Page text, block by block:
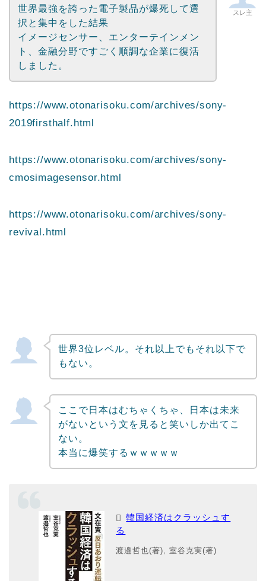
スレ主
世界最強を誇った電子製品が爆死して選
択と集中をした結果
イメージセンサー、エンターテインメン
ト、金融分野ですごく順調な企業に復活
しました。
https://www.otonarisoku.com/archives/sony-
2019firsthalf.html
https://www.otonarisoku.com/archives/sony-
cmosimagesensor.html
https://www.otonarisoku.com/archives/sony-
revival.html
世界3位レベル。それ以上でもそれ以下で
もない。
ここで日本はむちゃくちゃ、日本は未来
がないという文を見ると笑いしか出てこ
ない。
本当に爆笑するｗｗｗｗｗ
韓国経済はクラッシュす
る
渡邉哲也(著), 室谷克実(著)